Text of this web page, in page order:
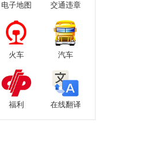
电子地图 交通违章
火车 汽车
福利 在线翻译